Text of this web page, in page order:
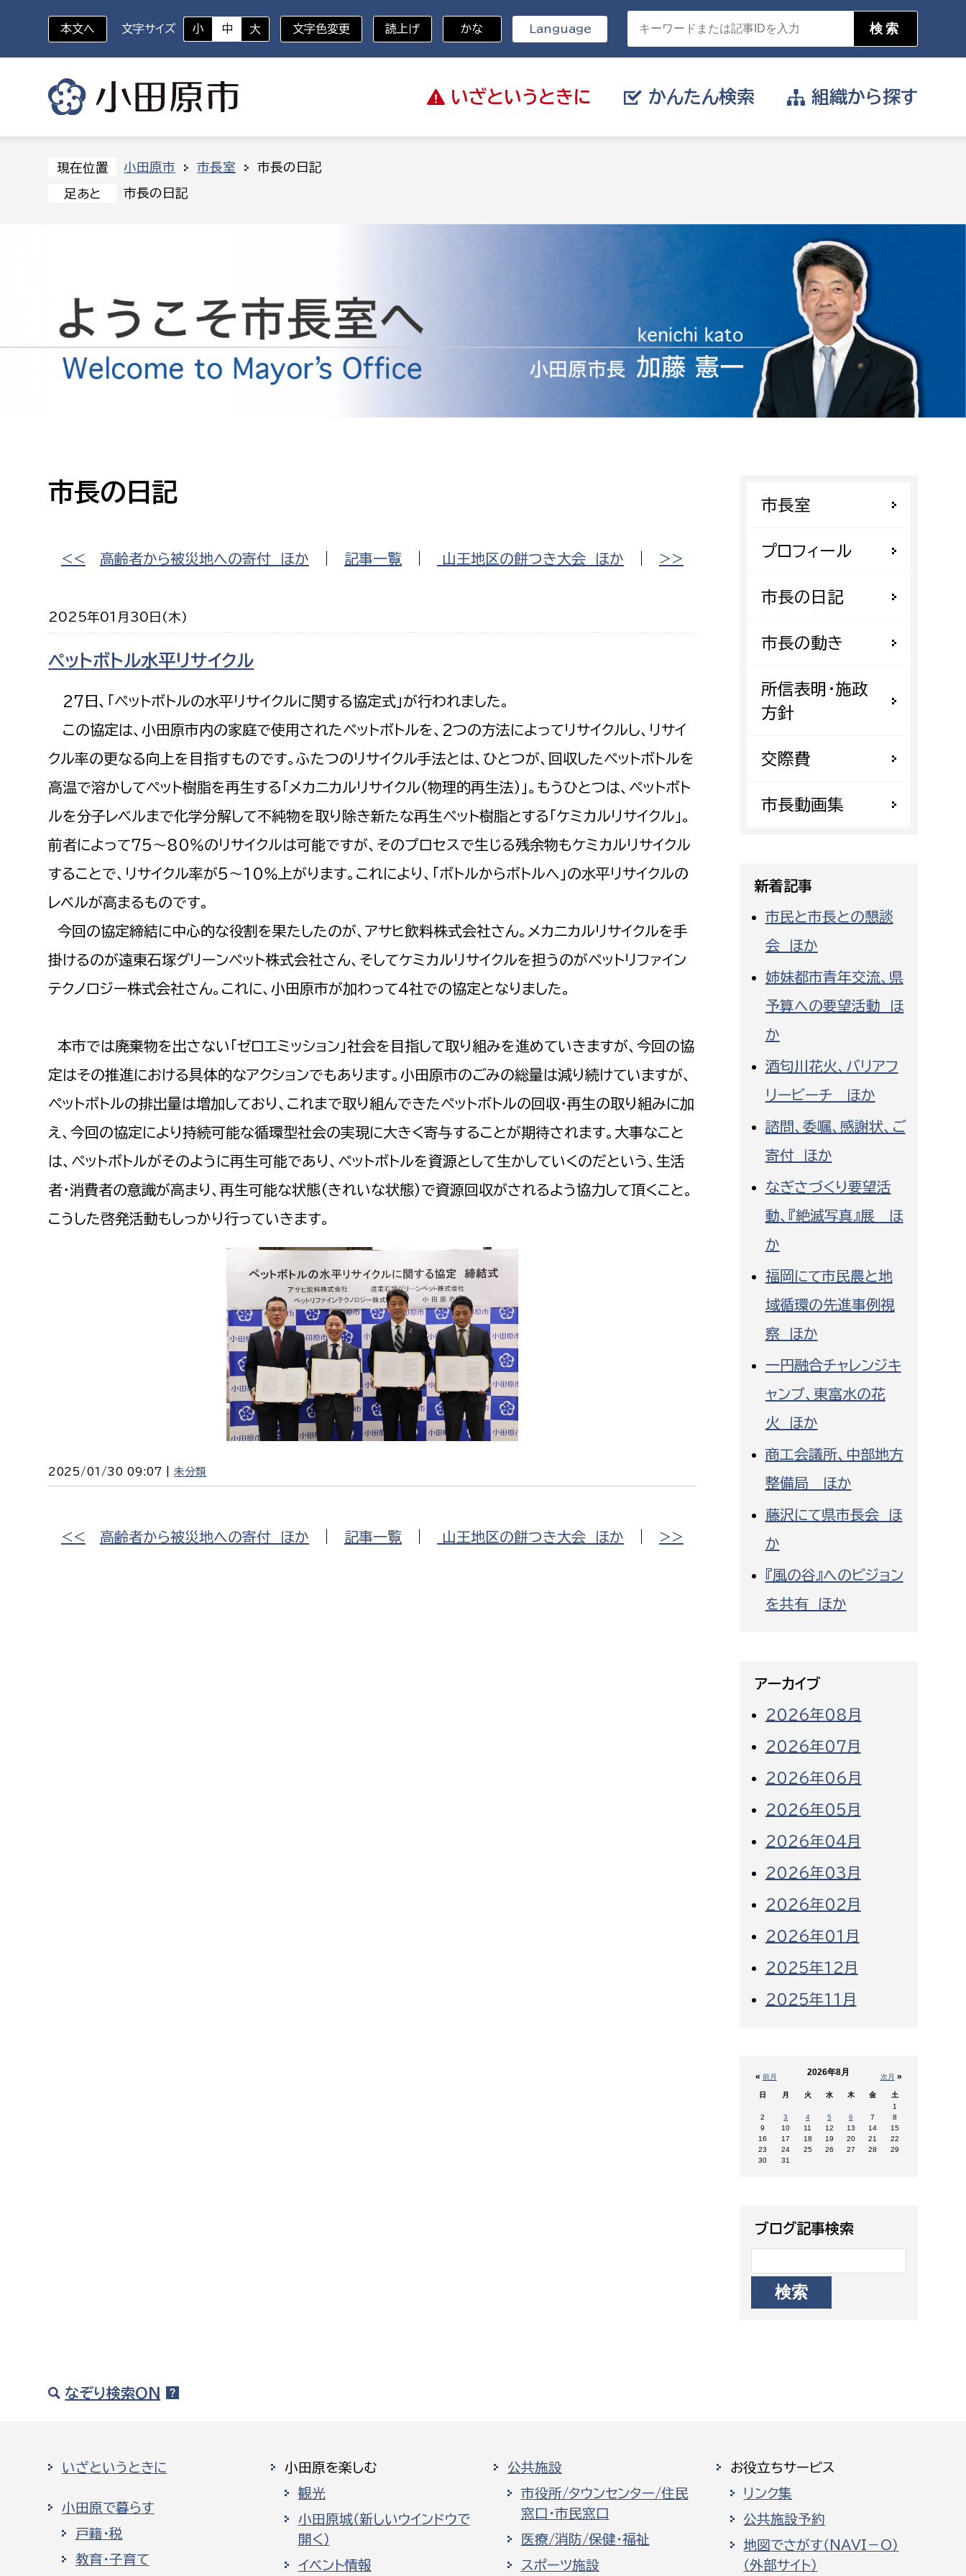
いざと いうときに
いざというときに
防災・ハザードマップ 避難場所 消防
かんたん検索
対象者を選択
小・中学生
高校生・大学生など
若者
障がい者
労働者
ペット
防災・安全
福祉・健康
環境・エネルギー
文化・生涯学習
行政経営
病院
届け出や申請をしたい
証明書がほしい
相談をしたい
支払いをしたい
働きたい
小田原のことを知りたい
イベント・講座などに参加したい
まちづくりに関わりたい
組織から探す
組織から探す
部に属さない室
デジタル推進課
市民税課
地域安全課
スポーツ課
環境保護課
福祉健康部
福祉政策課
高齢介護課
障がい福祉課
保険課
健康づくり課
保育課
農政課
水産海浜課
都市計画課
地域交通課
開発審査課
建設部
建設政策課
国県事業推進課
土木管理課
道水路整備課
みどり公園課
建築課
会計管理者
出納室
市立総合医療センター
患者サポートセンター
病院管理局：経営管理課
病院管理局：医事課
予防課
情報司令課
消防課
警防第1課
警防第2課
上下水道局
経営総務課
給排水業務課
水道整備課
教育部
教育総務課
保健給食課
教育指導課
選挙管理委員会事務局
選挙管理委員会事務局
監査事務局
監査事務局
議会総務課
本文へ 文字サイズ 小 中 大 文字色変更 読上げ かな Language
現在位置 小田原市 市長室 市長の日記
足あと 市長の日記
市長の日記
<< 高齢者から被災地への寄付 ほか 記事一覧| 山王地区の餅つき大会 ほか >>
2025年01月30日(木)
ペットボトル水平リサイクル
27日、「ペットボトルの水平リサイクルに関する協定式」が行われました。
この協定は、小田原市内の家庭で使用されたペットボトルを、2つの方法によってリサイクルし、リサイ
クル率の更なる向上を目指すものです。ふたつのリサイクル手法とは、ひとつが、回収したペットボトルを
高温で溶かしてペット樹脂を再生する「メカニカルリサイクル（物理的再生法）」。もうひとつは、ペットボト
ルを分子レベルまで化学分解して不純物を取り除き新たな再生ペット樹脂とする「ケミカルリサイクル」。
前者によって75～80％のリサイクルは可能ですが、そのプロセスで生じる残余物もケミカルリサイクル
することで、リサイクル率が5～10％上がります。これにより、「ボトルからボトルへ」の水平リサイクルの
レベルが高まるものです。
今回の協定締結に中心的な役割を果たしたのが、アサヒ飲料株式会社さん。メカニカルリサイクルを手
掛けるのが遠東石塚グリーンペット株式会社さん、そしてケミカルリサイクルを担うのがペットリファイン
テクノロジー株式会社さん。これに、小田原市が加わって4社での協定となりました。
本市では廃棄物を出さない「ゼロエミッション」社会を目指して取り組みを進めていきますが、今回の協
定はその推進における具体的なアクションでもあります。小田原市のごみの総量は減り続けていますが、
ペットボトルの排出量は増加しており、これまで取り組んできたペットボトルの回収・再生の取り組みに加
え、今回の協定により持続可能な循環型社会の実現に大きく寄与することが期待されます。大事なこと
は、ペットボトルがそのように再生可能であり、ペットボトルを資源として生かしていくのだという、生活
者・消費者の意識が高まり、再生可能な状態（きれいな状態）で資源回収がされるよう協力して頂くこと。
こうした啓発活動もしっかり行っていきます。
2025/01/30 09:07 |未分類
<< 高齢者から被災地への寄付 ほか 記事一覧| 山王地区の餅つき大会 ほか >>
市長室
プロフィール
市長の日記
市長の動き
所信表明・施政
方針
交際費
市長動画集
新着記事
市民と市長との懇談
会 ほか
姉妹都市青年交流、県
予算への要望活動 ほ
か
酒匂川花火、バリアフ
リービーチ ほか
諮問、委嘱、感謝状、ご
寄付 ほか
なぎさづくり要望活
動、『絶滅写真』展 ほ
か
福岡にて市民農と地
域循環の先進事例視
察 ほか
一円融合チャレンジキ
ャンプ、東富水の花
火 ほか
商工会議所、中部地方
整備局 ほか
藤沢にて県市長会 ほ
か
『風の谷』へのビジョン
を共有 ほか
アーカイブ
2026年08月
2026年07月
2026年06月
2026年05月
2026年04月
2026年03月
2026年02月
2026年01月
2025年12月
2025年11月
« 前月 次月 »
2026年8月
日 月 火 水 木 金
土
1
2
3 4 5 6 7
8
9
10 11 12 13 14
15
16
17 18 19 20 21
22
23
24 25 26 27 28
29
30
31
ブログ記事検索
なぞり検索ON
いざというときに
小田原で暮らす
戸籍・税
教育・子育て
小田原を楽しむ
観光
小田原城（新しいウインドウで
開く）
イベント情報
公共施設
市役所/タウンセンター/住民
窓口・市民窓口
医療/消防/保健・福祉
スポーツ施設
お役立ちサービス
リンク集
公共施設予約
地図でさがす（NAVI－O）
（外部サイト）